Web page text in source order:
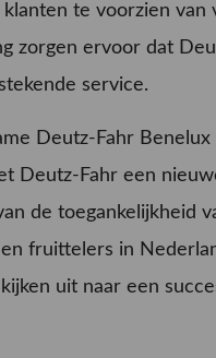
te voorzien
zorgen ervoor dat
service.
Deutz-Fahr
Deutz-Fahr een
de toegankelijkheid
fruittelers in
uit naar een